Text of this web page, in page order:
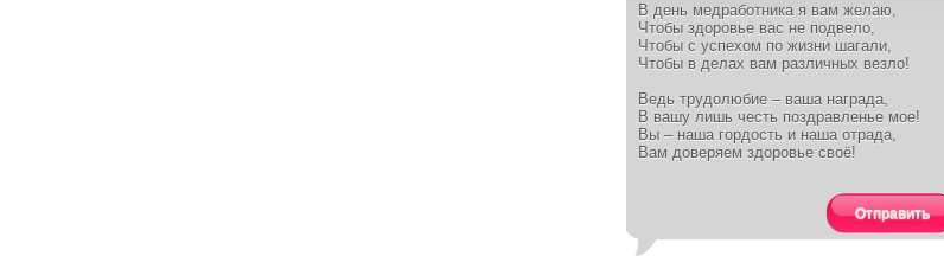
В день медработника я вам желаю,
Чтобы здоровье вас не подвело,
Чтобы с успехом по жизни шагали,
Чтобы в делах вам различных везло!
Ведь трудолюбие – ваша награда,
В вашу лишь честь поздравленье мое!
Вы – наша гордость и наша отрада,
Вам доверяем здоровье своё!
Отправить